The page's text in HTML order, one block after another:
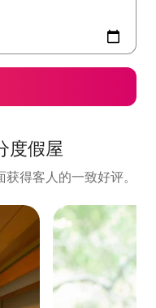
度假屋
得客人的一致好评。